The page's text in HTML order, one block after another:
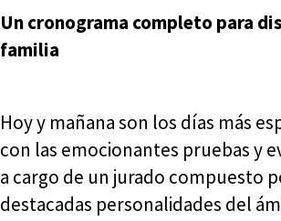
Un cronograma completo para
familia
Hoy y mañana son los días más
con las emocionantes pruebas y
a cargo de un jurado compuesto
destacadas personalidades del